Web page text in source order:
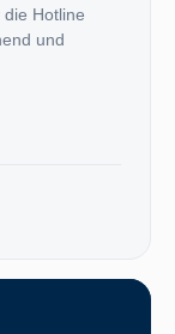
Hotline
und